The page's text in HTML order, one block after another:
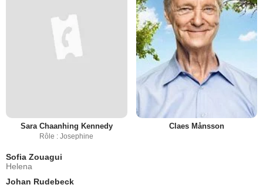
Sara Chaanhing Kennedy
Rôle : Josephine
Claes Månsson
Sofia Zouagui
Helena
Johan Rudebeck